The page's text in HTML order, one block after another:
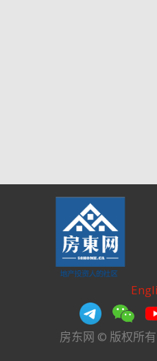
房东网 © 版权所